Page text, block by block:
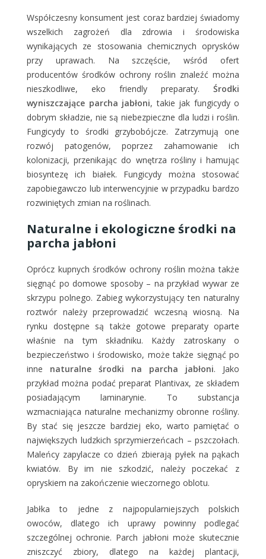
Współczesny konsument jest coraz bardziej świadomy
wszelkich zagrożeń dla zdrowia i środowiska
wynikających ze stosowania chemicznych oprysków
przy uprawach. Na szczęście, wśród ofert
producentów środków ochrony roślin znaleźć można
nieszkodliwe, eko friendly preparaty. Środki
wyniszczające parcha jabłoni, takie jak fungicydy o
dobrym składzie, nie są niebezpieczne dla ludzi i roślin.
Fungicydy to środki grzybobójcze. Zatrzymują one
rozwój patogenów, poprzez zahamowanie ich
kolonizacji, przenikając do wnętrza rośliny i hamując
biosyntezę ich białek. Fungicydy można stosować
zapobiegawczo lub interwencyjnie w przypadku bardzo
rozwiniętych zmian na roślinach.
Naturalne i ekologiczne środki na
parcha jabłoni
Oprócz kupnych środków ochrony roślin można także
sięgnąć po domowe sposoby – na przykład wywar ze
skrzypu polnego. Zabieg wykorzystujący ten naturalny
roztwór należy przeprowadzić wczesną wiosną. Na
rynku dostępne są także gotowe preparaty oparte
właśnie na tym składniku. Każdy zatroskany o
bezpieczeństwo i środowisko, może także sięgnąć po
inne naturalne środki na parcha jabłoni. Jako
przykład można podać preparat Plantivax, ze składem
posiadającym laminarynie. To substancja
wzmacniająca naturalne mechanizmy obronne rośliny.
By stać się jeszcze bardziej eko, warto pamiętać o
największych ludzkich sprzymierzeńcach – pszczołach.
Maleńcy zapylacze co dzień zbierają pyłek na pąkach
kwiatów. By im nie szkodzić, należy poczekać z
opryskiem na zakończenie wieczornego oblotu.
Jabłka to jedne z najpopularniejszych polskich
owoców, dlatego ich uprawy powinny podlegać
szczególnej ochronie. Parch jabłoni może skutecznie
zniszczyć zbiory, dlatego na każdej plantacji,